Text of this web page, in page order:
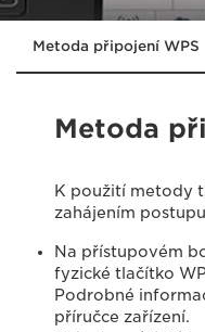
Metoda připojení WPS
Metoda
K použití metody
zahájením
Na přístupovém
fyzické tlačítko
Podrobné
příručce zařízení.